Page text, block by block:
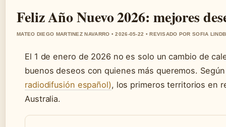
Feliz Año Nuevo 2026: mejores
MATEO DIEGO MARTINEZ NAVARRO • 2026-05-22 • REVISADO POR SOFIA
El 1 de enero de 2026 no es solo un cambio de
buenos deseos con quienes más queremos.
radiodifusión español), los primeros territorios en
Australia.